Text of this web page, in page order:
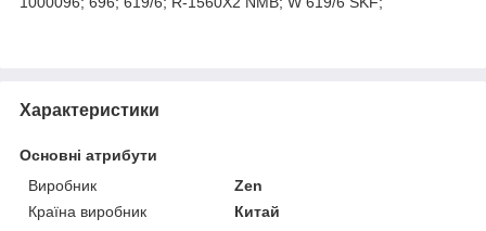
Характеристики
Основні атрибути
Виробник
Zen
Країна виробник
Китай